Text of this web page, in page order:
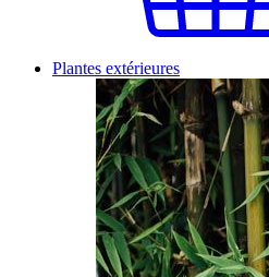
Plantes extérieures